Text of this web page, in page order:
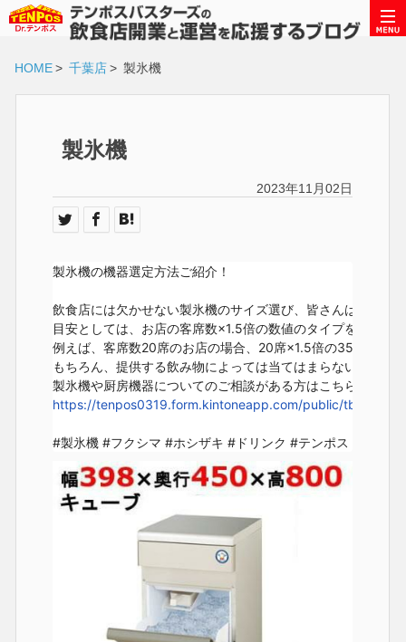
HOME> 千葉店> 製氷機
製氷機
2023年11月02日
製氷機の機器選定方法ご紹介！
飲食店には欠かせない製氷機のサイズ選び、皆さんはどのよ
目安としては、お店の客席数×1.5倍の数値のタイプを選ぶこ
例えば、客席数20席のお店の場合、20席×1.5倍の35kgタイ
もちろん、提供する飲み物によっては当てはまらないので迷
https://tenpos0319.form.kintoneapp.com/public/tb-
#製氷機 #フクシマ #ホシザキ #ドリンク #テンポス